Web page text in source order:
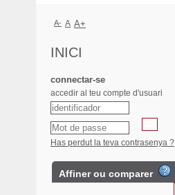
A- A A+
INICI
connectar-se
accedir al teu compte d'usuari
Has perdut la teva contrasenya ?
Affiner ou comparer